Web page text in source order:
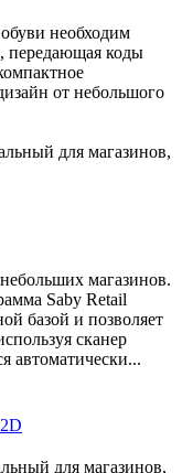
необходим
передающая коды
от небольшого
магазинов.
Saby Retail
базой и позволяет
сканер
автоматически...